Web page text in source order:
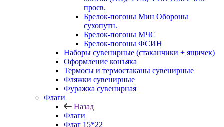
просв.
Брелок-погоны Мин Обороны
сухопутн.
Брелок-погоны МЧС
Брелок-погоны ФСИН
Наборы сувенирные (стаканчики + ящичек)
Оформление конъяка
Термосы и термостаканы сувенирные
Фляжки сувенирные
Фуражка сувенирная
Флаги
Назад
Флаги
Флаг 15*22